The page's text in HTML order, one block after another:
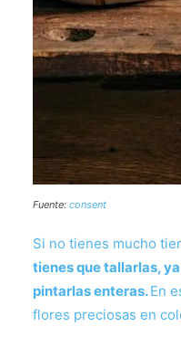
Fuente: consent
Si no tienes mucho
tienes que tallarlas,
pintarlas enteras.En
flores preciosas en